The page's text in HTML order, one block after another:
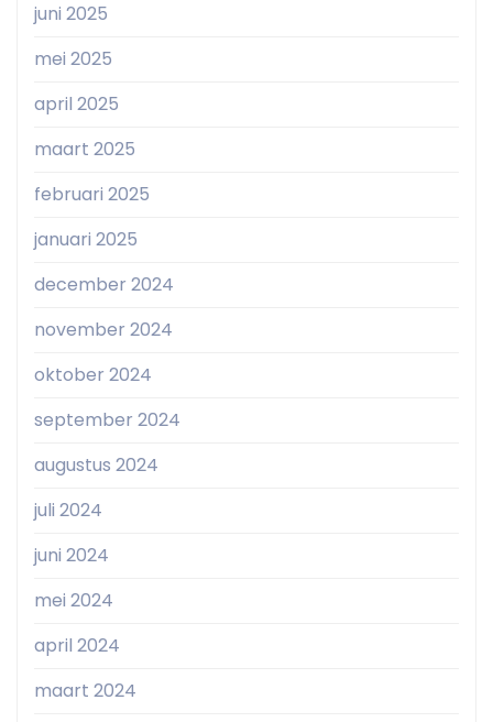
juni 2025
mei 2025
april 2025
maart 2025
februari 2025
januari 2025
december 2024
november 2024
oktober 2024
september 2024
augustus 2024
juli 2024
juni 2024
mei 2024
april 2024
maart 2024